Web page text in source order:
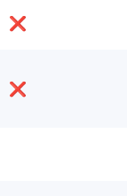
❌
❌